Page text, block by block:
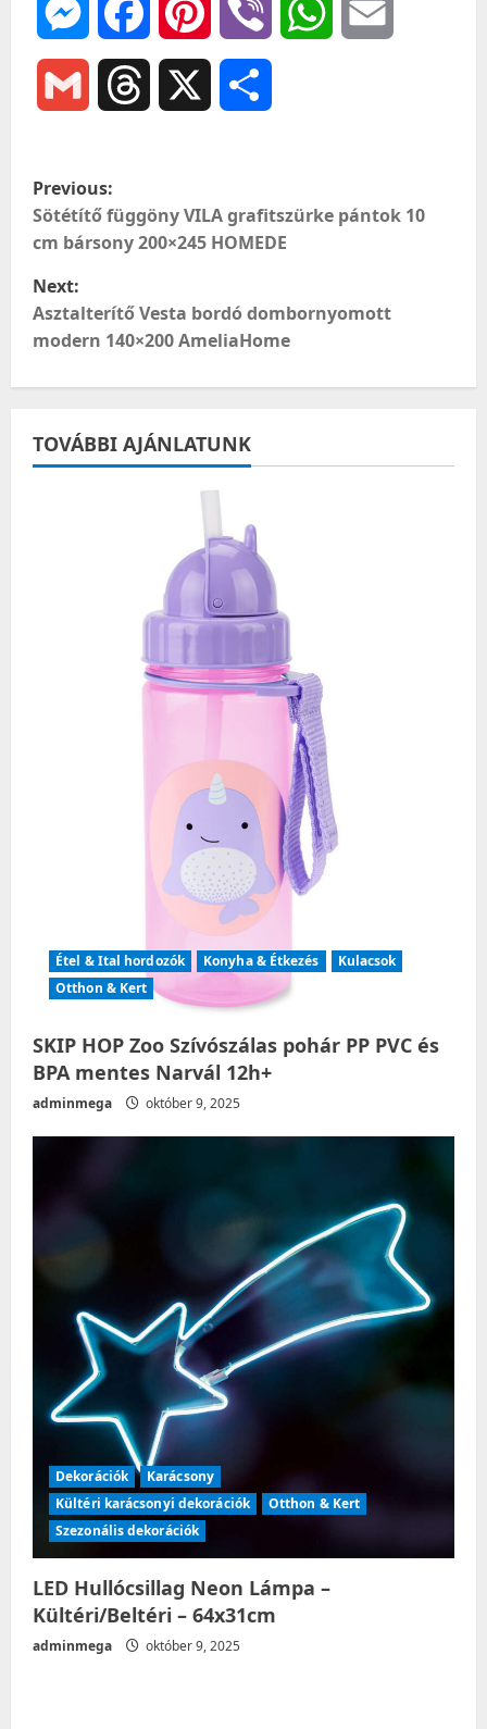
MessengerFacebookPinterest Viber WhatsApp
Gmail Threads
P
o
s
t
v
Previous:
Sötétítő függöny VILA grafitszürke pántok 10
cm bársony 200×245 HOMEDE
Next:
Asztalterítő Vesta bordó dombornyomott
modern 140×200 AmeliaHome
TOVÁBBI AJÁNLATUNK
Étel & Ital hordozók Konyha & Étkezés
Kulacsok
Otthon & Kert
SKIP HOP Zoo Szívószálas pohár PP PVC és
BPA mentes Narvál 12h+
adminmega október 9, 2025
Dekorációk
Karácsony
Kültéri karácsonyi dekorációk
Otthon & Kert
Szezonális dekorációk
LED Hullócsillag Neon Lámpa –
Kültéri/Beltéri – 64x31cm
adminmega október 9, 2025